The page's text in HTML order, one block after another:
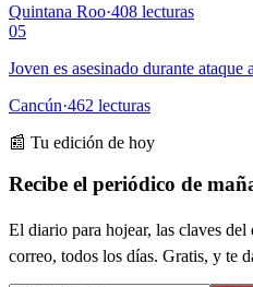
Quintana Roo·408 lecturas
05
Joven es asesinado durante ataque
Cancún·462 lecturas
📰 Tu edición de hoy
Recibe el periódico de
El diario para hojear, las claves
correo, todos los días. Gratis, y te